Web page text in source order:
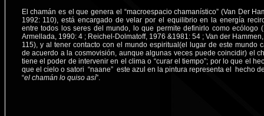
El chamán es el que genera el “macroespacio chamanístico” (Van Der
1992: 110), está encargado de velar por el equilibrio en la energía
entre todos los seres del mundo, lo que permite definirlo como ecólogo
Armellada, 1990: 4 ; Reichel-Dolmatoff, 1976 &1981: 54 ; Van der
115), y al tener contacto con el mundo espiritual(el lugar de este mundo
de acuerdo a la cosmovisión, aunque algunas veces puede coincidir) el
tiene el poder de intervenir en el clima o “curar el tiempo”; por lo que el
que el cielo o satori “naane” este azul en la pintura representa el hecho
“el chamán lo quiso así”.